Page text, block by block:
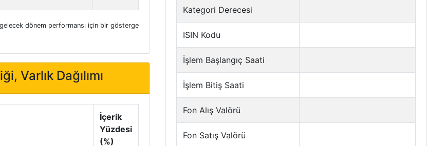
dönem performansı için bir gösterge
Varlık Dağılımı
İçerik
Yüzdesi
(%)
Kategori Derecesi
ISIN Kodu
İşlem Başlangıç Saati
İşlem Bitiş Saati
Fon Alış Valörü
Fon Satış Valörü